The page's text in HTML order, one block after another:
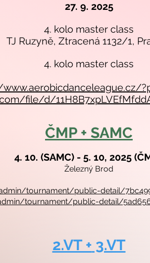
27. 9. 2025
4. kolo master class
TJ Ruzyně, Ztracená 1132/1,
4. kolo master class
file/d/
ČMP + SAMC
4. 10. (SAMC) - 5. 10, 2025
Železný Brod
tournament/public-detail/
tournament/public-detail/
2.VT + 3.VT